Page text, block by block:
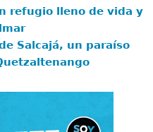
refugio lleno de vida y
Salcajá, un paraíso